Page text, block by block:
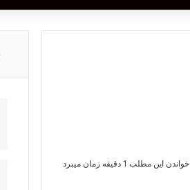
خواندن این مطلب 1 دقیقه زمان میبرد